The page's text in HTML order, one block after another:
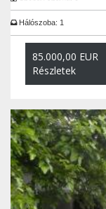
Hálószoba: 1
85.000,00 EUR
Részletek